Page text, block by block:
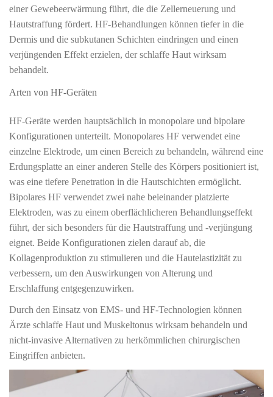
einer Gewebeerwärmung führt, die die Zellerneuerung und
Hautstraffung fördert. HF-Behandlungen können tiefer in die
Dermis und die subkutanen Schichten eindringen und einen
verjüngenden Effekt erzielen, der schlaffe Haut wirksam
behandelt.
Arten von HF-Geräten
HF-Geräte werden hauptsächlich in monopolare und bipolare
Konfigurationen unterteilt. Monopolares HF verwendet eine
einzelne Elektrode, um einen Bereich zu behandeln, während eine
Erdungsplatte an einer anderen Stelle des Körpers positioniert ist,
was eine tiefere Penetration in die Hautschichten ermöglicht.
Bipolares HF verwendet zwei nahe beieinander platzierte
Elektroden, was zu einem oberflächlicheren Behandlungseffekt
führt, der sich besonders für die Hautstraffung und -verjüngung
eignet. Beide Konfigurationen zielen darauf ab, die
Kollagenproduktion zu stimulieren und die Hautelastizität zu
verbessern, um den Auswirkungen von Alterung und
Erschlaffung entgegenzuwirken.
Durch den Einsatz von EMS- und HF-Technologien können
Ärzte schlaffe Haut und Muskeltonus wirksam behandeln und
nicht-invasive Alternativen zu herkömmlichen chirurgischen
Eingriffen anbieten.